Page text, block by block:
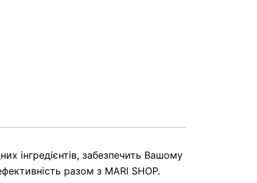
інгредієнтів, забезпечить Вашому
разом з MARI SHOP.